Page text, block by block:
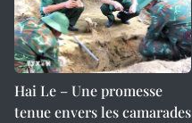
Hai Le – Une promesse
tenue envers les camarades